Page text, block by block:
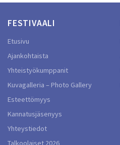
FESTIVAALI
Etusivu
Ajankohtaista
Yhteistyökumppanit
Kuvagalleria – Photo Gallery
Esteettömyys
Kannatusjäsenyys
Yhteystiedot
Talkoolaiset 2026